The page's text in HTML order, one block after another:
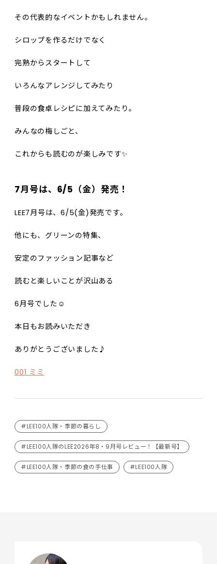
その代表的なイベントかもしれません。
シロップを作るだけでなく
完熟からスタートして
いろんなアレンジしてみたり
普段の食卓レシピに加えてみたり。
みんなの梅しごと、
これからも読むのが楽しみです✨️
7月号は、6/5（金）発売！
LEE7月号は、6/5(金)発売です。
他にも、グリーンの特集、
安定のファッション記事など
読むと楽しいことが沢山ある
6月号でした☺️
本日もお読みいただき
ありがとうございました♪
001 ミミ
#LEE100人隊・季節の暮らし
#LEE100人隊のLEE2026年8・9月号レビュー！【最新号】
#LEE100人隊・季節の食の手仕事 #LEE100人隊